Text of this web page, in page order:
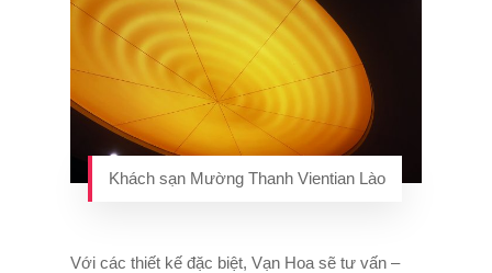
Khách sạn Mường Thanh Vientian Lào
Với các thiết kế đặc biệt, Vạn Hoa sẽ tư vấn –